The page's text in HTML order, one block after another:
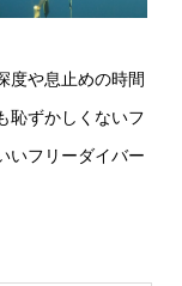
度や息止めの時間
恥ずかしくないフ
いフリーダイバー